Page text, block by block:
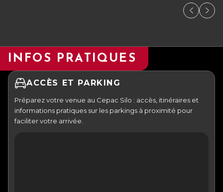
INFOS PRATIQUES
ACCÈS ET PARKING
Préparez votre venue au Cepac Silo : accès, itinéraires et
informations pratiques sur les parkings à proximité pour
faciliter votre arrivée.